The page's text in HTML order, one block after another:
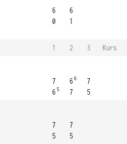
6
0
6
1
1 2 3
Kurs
7
6 5
66
7
7
5
7
5
7
5